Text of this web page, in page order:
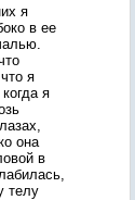
я
в ее
я
я
она
в
телу